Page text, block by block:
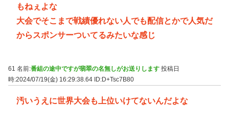
もねぇよな
大会でそこまで戦績優れない人でも配信とかで人気だ
からスポンサーついてるみたいな感じ
61 名前:番組の途中ですが翡翠の名無しがお送りします 投稿日
時:2024/07/19(金) 16:29:38.64 ID:D+Tsc7B80
汚いうえに世界大会も上位いけてないんだよな